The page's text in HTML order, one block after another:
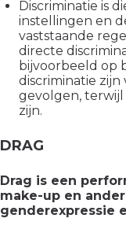
Discriminatie is
instellingen en
vaststaande
directe
bijvoorbeeld op
discriminatie
gevolgen, terwijl
zijn.
DRAG
Drag is een
make-up en
genderexpressie